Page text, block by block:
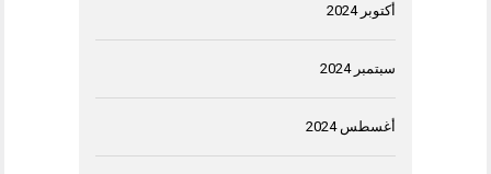
أكتوبر 2024
سبتمبر 2024
أغسطس 2024